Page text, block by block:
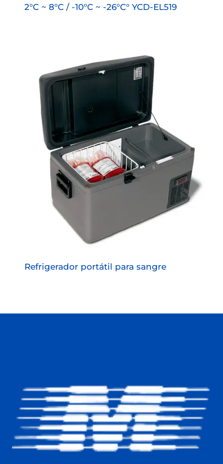
2°C ~ 8°C / -10°C ~ -26°C° YCD-EL519
Refrigerador portátil para sangre